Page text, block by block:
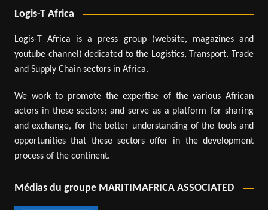
Logis-T Africa
Logis-T Africa is a press group (website, magazines and
youtube channel) dedicated to the Logistics, Transport, Trade
and Supply Chain sectors in Africa.
We work to promote the expertise of the various African
actors in these sectors; and serve as a platform for sharing
and exchange, for the better understanding of the tools and
opportunities that these sectors offer in the development
process of the continent.
Médias du groupe MARITIMAFRICA ASSOCIATED